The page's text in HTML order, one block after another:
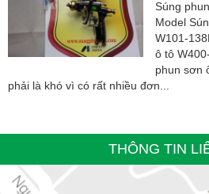
Súng
Model
W101-
ô tô
phun sơn
phải là khó vì có rất nhiều đơn...
THÔNG TIN